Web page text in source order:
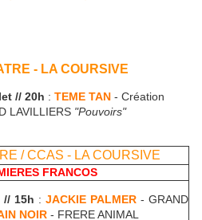
- LA COURSIVE
// 20h : TEME TAN - Création
LAVILLIERS"Pouvoirs"
/ CCAS - LA COURSIVE
FRANCOS
// 15h : JACKIE PALMER - GRAND
NOIR - FRERE ANIMAL